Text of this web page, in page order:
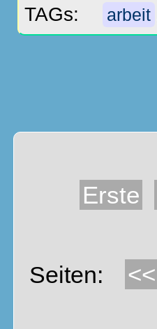
TAGs: arbeit
Erste
Seiten: <<